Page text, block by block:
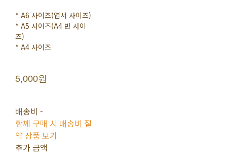
* A6 사이즈(엽서 사이즈)
* A5 사이즈(A4 반 사이
즈)
* A4 사이즈
5,000원
배송비 -
함께 구매 시 배송비 절
약 상품 보기
추가 금액